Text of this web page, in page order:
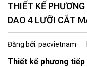
THIẾT KẾ
DAO 4 LƯỠI CẮT
Đăng bởi: pacvietnam
Thiết kế phương